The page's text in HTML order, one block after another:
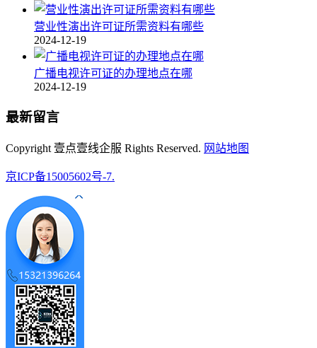
营业性演出许可证所需资料有哪些
2024-12-19
广播电视许可证的办理地点在哪
2024-12-19
最新留言
Copyright 壹点壹线企服 Rights Reserved. 网站地图
京ICP备15005602号-7.